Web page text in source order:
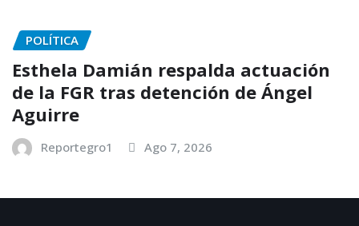
POLÍTICA
Esthela Damián respalda actuación
de la FGR tras detención de Ángel
Aguirre
Reportegro1 Ago 7, 2026